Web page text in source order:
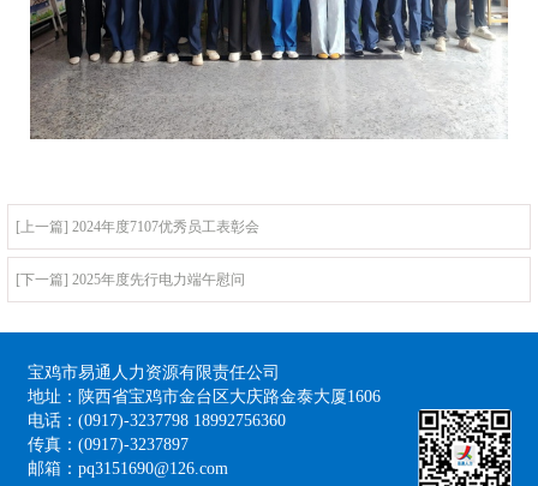
[上一篇] 2024年度7107优秀员工表彰会
[下一篇] 2025年度先行电力端午慰问
宝鸡市易通人力资源有限责任公司
地址：陕西省宝鸡市金台区大庆路金泰大厦1606
电话：(0917)-3237798 18992756360
传真：(0917)-3237897
邮箱：pq3151690@126.com